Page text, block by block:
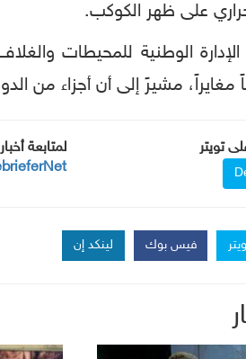
على ظهر الكوكب.
مشيرً إلى أن أجزاء من الدول
تويتر
لمتابعة
فيس بوك لينكد إن